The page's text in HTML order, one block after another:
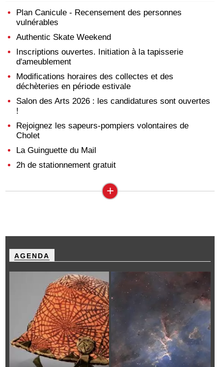
Plan Canicule - Recensement des personnes
vulnérables
Authentic Skate Weekend
Inscriptions ouvertes. Initiation à la tapisserie
d'ameublement
Modifications horaires des collectes et des
déchèteries en période estivale
Salon des Arts 2026 : les candidatures sont ouvertes
!
Rejoignez les sapeurs-pompiers volontaires de
Cholet
La Guinguette du Mail
2h de stationnement gratuit
+
AGENDA